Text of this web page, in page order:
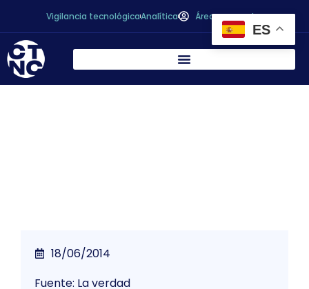
Vigilancia tecnológicaAnalítica Área personal
18/06/2014
Fuente: La verdad
ES